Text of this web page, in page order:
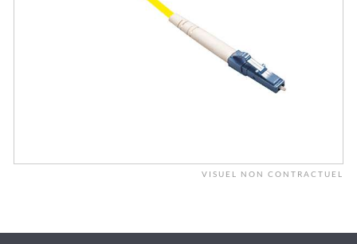
VISUEL NON CONTRACTUEL